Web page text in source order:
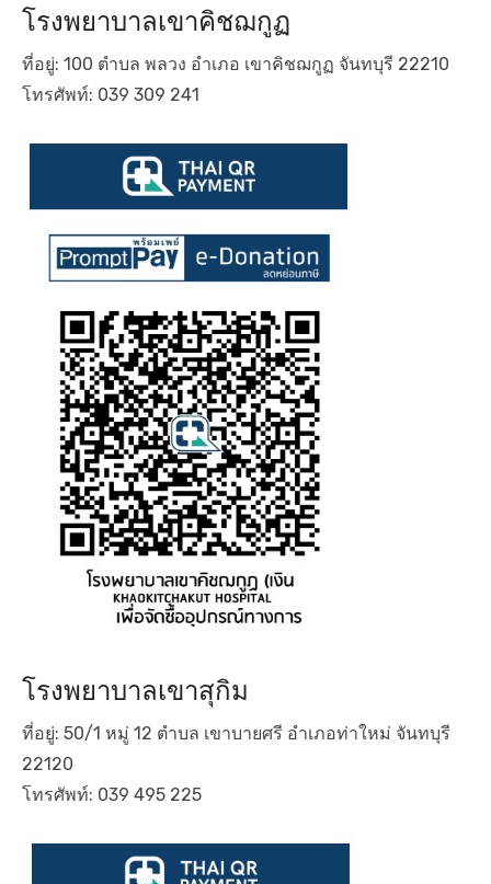
โรงพยาบาลเขาคิชฌกูฏ
ที่อยู่: 100 ตำบล พลวง อำเภอ เขาคิชฌกูฏ จันทบุรี 22210
โทรศัพท์: 039 309 241
โรงพยาบาลเขาสุกิม
ที่อยู่: 50/1 หมู่ 12 ตำบล เขาบายศรี อำเภอท่าใหม่ จันทบุรี
22120
โทรศัพท์: 039 495 225